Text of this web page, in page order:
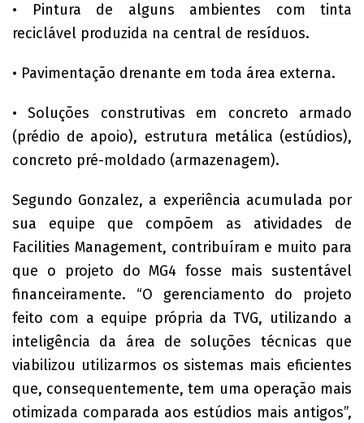
• Pintura de alguns ambientes com tinta
reciclável produzida na central de resíduos.
• Pavimentação drenante em toda área externa.
• Soluções construtivas em concreto armado
(prédio de apoio), estrutura metálica (estúdios),
concreto pré-moldado (armazenagem).
Segundo Gonzalez, a experiência acumulada por
sua equipe que compõem as atividades de
Facilities Management, contribuíram e muito para
que o projeto do MG4 fosse mais sustentável
financeiramente. “O gerenciamento do projeto
feito com a equipe própria da TVG, utilizando a
inteligência da área de soluções técnicas que
viabilizou utilizarmos os sistemas mais eficientes
que, consequentemente, tem uma operação mais
otimizada comparada aos estúdios mais antigos”,